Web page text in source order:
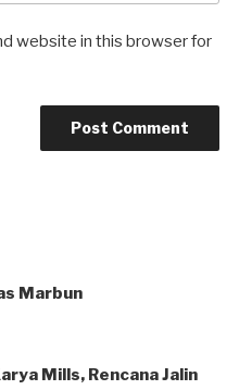
website in this browser for
Marbun
Mills, Rencana Jalin